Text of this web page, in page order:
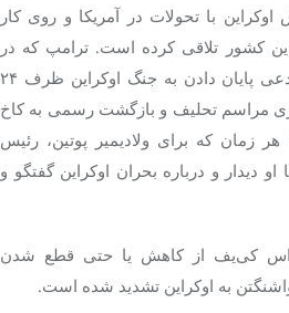
با تحولات در آمریکا و روی کار
کشور تلاقی کرده است. ترامپ که در
کارزار انتخاباتی‌اش همواره مدعی پایان دادن به جنگ اوکراین ظرف ۲۴
مراسم تحلیف و بازگشت رسمی به کاخ
زمان که برای ولادیمیر پوتین، رئیس
دیدار و درباره بحران اوکراین گفتگو و
کی‌یف از کاهش یا حتی قطع شدن
به اوکراین تشدید شده است.